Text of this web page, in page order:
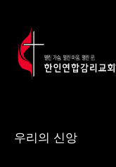
우리의 신앙